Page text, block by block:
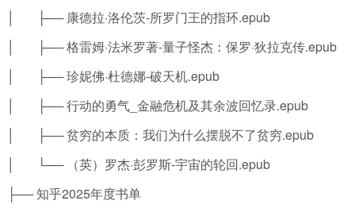
│ ├── 康德拉·洛伦茨-所罗门王的指环.epub
│ ├── 格雷姆·法米罗著-量子怪杰：保罗·狄拉克传.epub
│ ├── 珍妮佛·杜德娜-破天机.epub
│ ├── 行动的勇气_金融危机及其余波回忆录.epub
│ ├── 贫穷的本质：我们为什么摆脱不了贫穷.epub
│ └── （英）罗杰·彭罗斯-宇宙的轮回.epub
├── 知乎2025年度书单